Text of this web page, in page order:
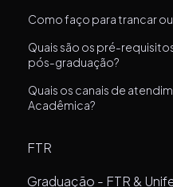
Como faço para trancar
Quais são os pré-
pós-graduação?
Quais os canais de
Acadêmica?
FTR
Graduação - FTR &